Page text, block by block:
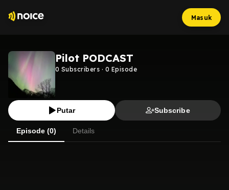
Masuk
Pilot PODCAST
0 Subscribers · 0 Episode
Putar Subscribe
Episode (0) Details